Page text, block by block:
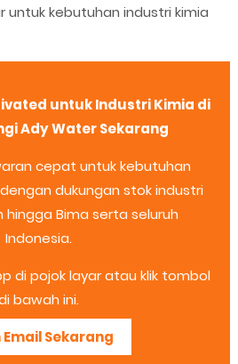
untuk kebutuhan industri kimia
untuk Industri Kimia di
Ady Water Sekarang
cepat untuk kebutuhan
dukungan stok industri
hingga Bima serta seluruh
Indonesia.
di pojok layar atau klik tombol
bawah ini.
Email Sekarang